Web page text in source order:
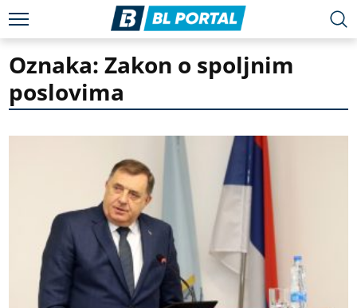
Oznaka: Zakon o spoljnim
poslovima